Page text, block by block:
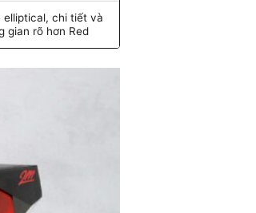
elliptical, chi tiết và
gian rõ hơn Red